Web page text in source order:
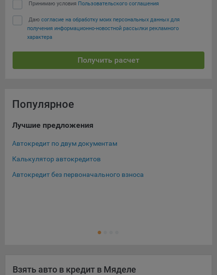
Принимаю условия Пользовательского соглашения
Даю согласие на обработку моих персональных данных для
получения информационно-новостной рассылки рекламного
характера
Получить расчет
Популярное
Лучшие предложения
Автокредит по двум документам
Калькулятор автокредитов
Автокредит без первоначального взноса
Взять авто в кредит в Мяделе